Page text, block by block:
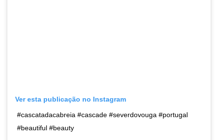
Ver esta publicação no Instagram
#cascatadacabreia #cascade #severdovouga #portugal
#beautiful #beauty